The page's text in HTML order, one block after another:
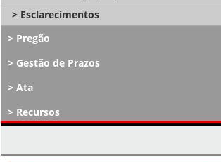
Esclarecimentos
Pregão
Gestão de Prazos
Ata
Recursos